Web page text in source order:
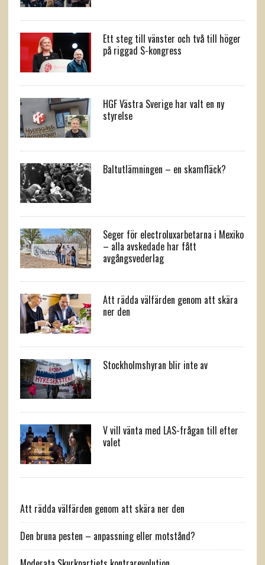
Ett steg till vänster och två till höger
på riggad S-kongress
HGF Västra Sverige har valt en ny
styrelse
Baltutlämningen – en skamfläck?
Seger för electroluxarbetarna i Mexiko
– alla avskedade har fått
avgångsvederlag
Att rädda välfärden genom att skära
ner den
Stockholmshyran blir inte av
V vill vänta med LAS-frågan till efter
valet
Att rädda välfärden genom att skära ner den
Den bruna pesten – anpassning eller motstånd?